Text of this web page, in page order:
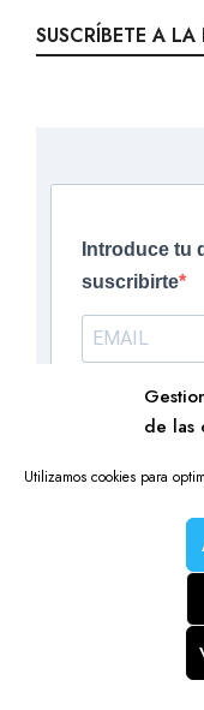
de las
Utilizamos cookies para
SUSCRÍBETE A
Introduce tu
suscribirte